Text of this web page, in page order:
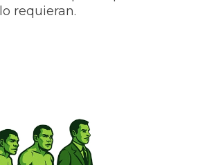
requieran.